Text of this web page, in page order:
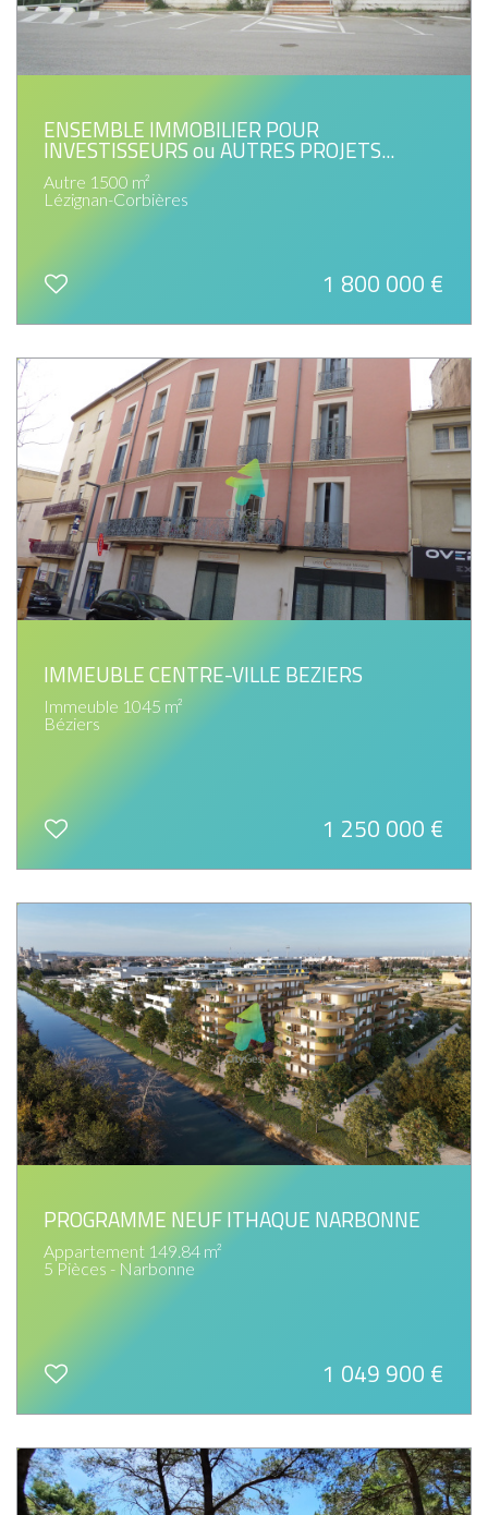
ENSEMBLE IMMOBILIER POUR
INVESTISSEURS ou AUTRES PROJETS...
Autre 1500 m²
Lézignan-Corbières
1 800 000 €
IMMEUBLE CENTRE-VILLE BEZIERS
Immeuble 1045 m²
Béziers
1 250 000 €
PROGRAMME NEUF ITHAQUE NARBONNE
Appartement 149.84 m²
5 Pièces - Narbonne
1 049 900 €